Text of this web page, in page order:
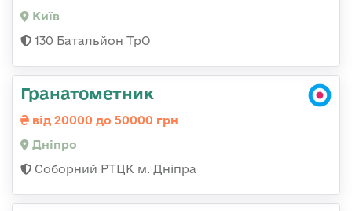
Київ
130 Батальйон ТрО
Гранатометник
від 20000 до 50000 грн
Дніпро
Соборний РТЦК м. Дніпра